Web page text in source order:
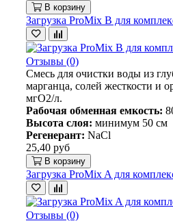
В корзину
Загрузка ProMix B для
Отзывы (0)
Смесь для очистки воды из
марганца, солей жесткости и
мгO2/л.
Рабочая обменная емкость:
Высота слоя: минимум 50 см
Регенерант: NaCl
25,40 руб
В корзину
Загрузка ProMix A для
Отзывы (0)